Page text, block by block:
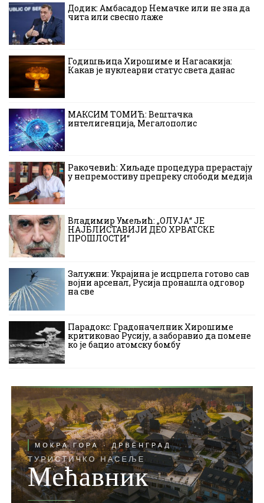
Додик: Амбасадор Немачке или не зна да
чита или свесно лаже
Годишњица Хирошиме и Нагасакија:
Какав је нуклеарни статус света данас
МАКСИМ ТОМИЋ: Вештачка
интелигенција, Мегалополис
Ракочевић: Хиљаде процедура прерастају
у непремостиву препреку слободи медија
Владимир Умељић: „ОЛУЈА“ ЈЕ
НАЈБЛИСТАВИЈИ ДЕО ХРВАТСКЕ
ПРОШЛОСТИ“
Залужни: Украјина је исцрпела готово сав
војни арсенал, Русија пронашла одговор
на све
Парадокс: Градоначелник Хирошиме
критиковао Русију, а заборавио да помене
ко је бацио атомску бомбу